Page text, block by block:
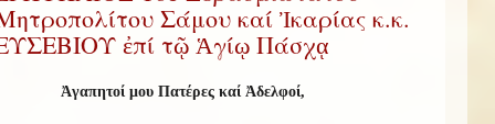
Σάμου καί Ἰκαρίας κ.κ.
ἐπί τῷ Ἁγίῳ Πάσχᾳ
Ἀγαπητοί μου Πατέρες καί Ἀδελφοί,